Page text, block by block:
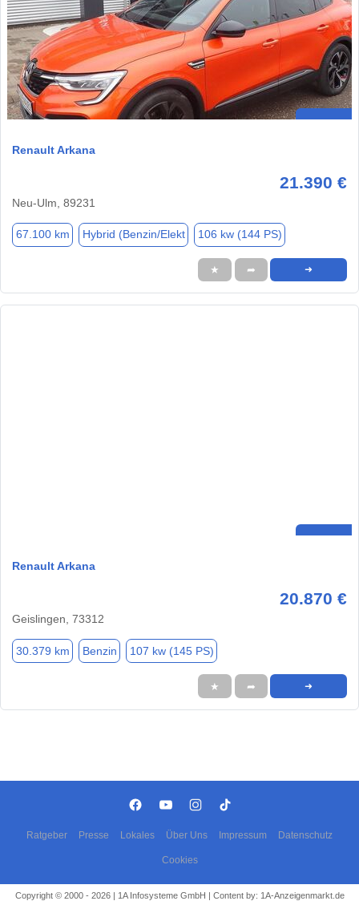
Renault Arkana
21.390 €
Neu-Ulm, 89231
67.100 km Hybrid (Benzin/Elekt 106 kw (144 PS)
★ ➦ ➜
Renault Arkana
20.870 €
Geislingen, 73312
30.379 km Benzin 107 kw (145 PS)
★ ➦ ➜
Ratgeber Presse Lokales Über Uns Impressum Datenschutz
Cookies
Copyright © 2000 - 2026 | 1A Infosysteme GmbH | Content by: 1A-Anzeigenmarkt.de